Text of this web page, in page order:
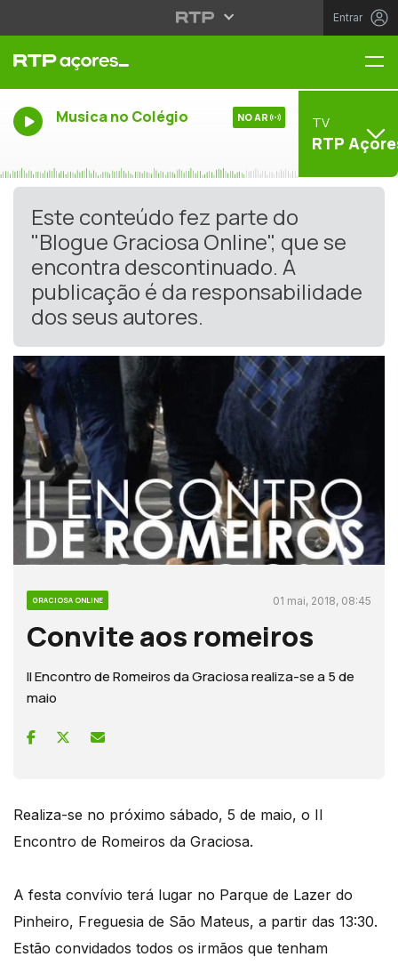
Entrar
Musica no Colégio NO AR TV
RTP
Este conteúdo fez parte do
"Blogue Graciosa Online", que se
encontra descontinuado. A
publicação é da responsabilidade
dos seus autores.
GRACIOSA ONLINE 01 mai, 2018, 08:45
Convite aos romeiros
II Encontro de Romeiros da Graciosa realiza-se a 5 de
maio
Realiza-se no próximo sábado, 5 de maio, o II
Encontro de Romeiros da Graciosa.
A festa convívio terá lugar no Parque de Lazer do
Pinheiro, Freguesia de São Mateus, a partir das 13:30.
Estão convidados todos os irmãos que tenham